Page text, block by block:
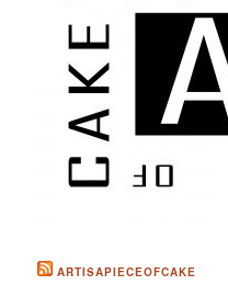
ARTISAPIECEOFCAKE